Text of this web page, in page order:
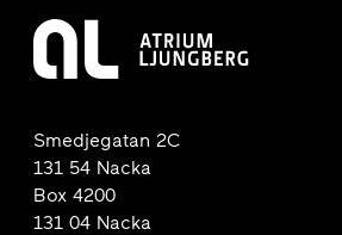
Smedjegatan 2C
131 54 Nacka
Box 4200
131 04 Nacka